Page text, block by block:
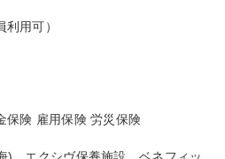
用可）
保険 雇用保険 労災保険